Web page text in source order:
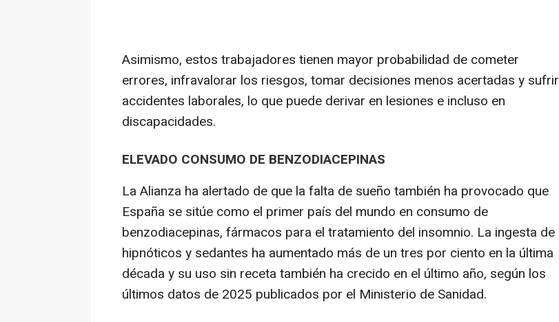
Asimismo, estos trabajadores tienen mayor probabilidad de cometer
errores, infravalorar los riesgos, tomar decisiones menos acertadas y sufrir
accidentes laborales, lo que puede derivar en lesiones e incluso en
discapacidades.
ELEVADO CONSUMO DE BENZODIACEPINAS
La Alianza ha alertado de que la falta de sueño también ha provocado que
España se sitúe como el primer país del mundo en consumo de
benzodiacepinas, fármacos para el tratamiento del insomnio. La ingesta de
hipnóticos y sedantes ha aumentado más de un tres por ciento en la última
década y su uso sin receta también ha crecido en el último año, según los
últimos datos de 2025 publicados por el Ministerio de Sanidad.